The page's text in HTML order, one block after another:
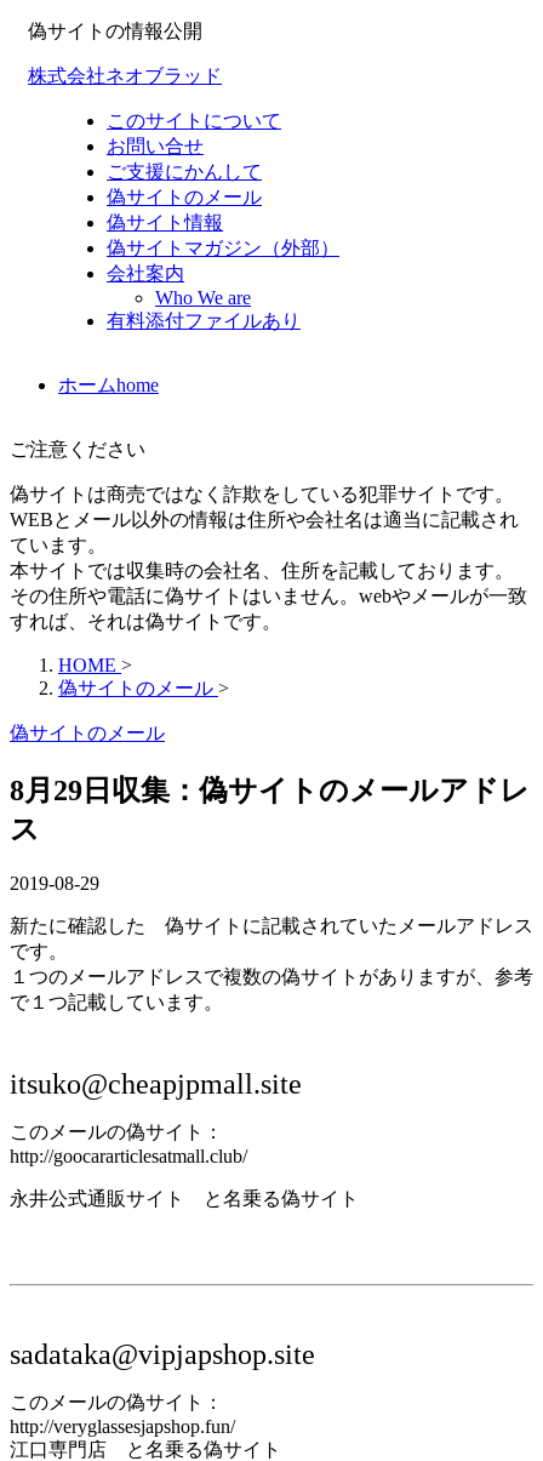
偽サイトの情報公開
株式会社ネオブラッド
このサイトについて
お問い合せ
ご支援にかんして
偽サイトのメール
偽サイト情報
偽サイトマガジン（外部）
会社案内
Who We are
有料添付ファイルあり
ホームhome
ご注意ください
偽サイトは商売ではなく詐欺をしている犯罪サイトです。
WEBとメール以外の情報は住所や会社名は適当に記載され
ています。
本サイトでは収集時の会社名、住所を記載しております。
その住所や電話に偽サイトはいません。webやメールが一致
すれば、それは偽サイトです。
HOME >
偽サイトのメール >
偽サイトのメール
8月29日収集：偽サイトのメールアドレ
ス
2019-08-29
新たに確認した 偽サイトに記載されていたメールアドレス
です。
１つのメールアドレスで複数の偽サイトがありますが、参考
で１つ記載しています。
itsuko@cheapjpmall.site
このメールの偽サイト：
http://goocararticlesatmall.club/
永井公式通販サイト と名乗る偽サイト
sadataka@vipjapshop.site
このメールの偽サイト：
http://veryglassesjapshop.fun/
江口専門店 と名乗る偽サイト